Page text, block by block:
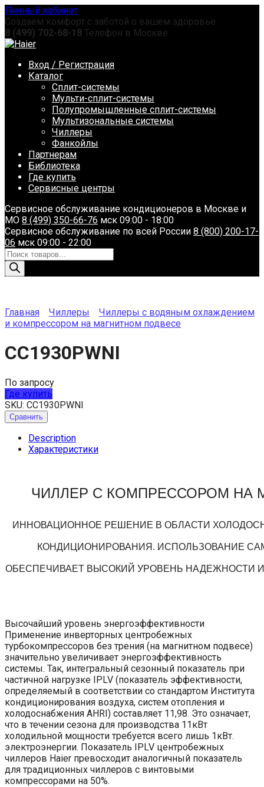
Перейти
к
содержанию
Личный кабинет
Создаем комфорт с заботой о вашем здоровье
8 (499) 702-68-18 Телефон в Москве
Вход / Регистрация
Каталог
Сплит-системы
Мульти-сплит-системы
Полупромышленные сплит-системы
Мультизональные системы
Чиллеры
Фанкойлы
Партнерам
Библиотека
Где купить
Сервисные центры
Сервисное обслуживание кондиционеров в Москве и
МО 8 (499) 350-66-76 мск 09:00 - 18:00
Сервисное обслуживание по всей России 8 (800) 200-17-
06 мск 09:00 - 22:00
Поиск
товаров
Главная Чиллеры
Чиллеры с водяным охлаждением
и компрессором на магнитном подвесе
CC1930PWNI
По запросу
Где купить
SKU: CC1930PWNI
Сравнить
Description
Характеристики
ЧИЛЛЕР С КОМПРЕССОРОМ НА
ИННОВАЦИОННОЕ РЕШЕНИЕ В ОБЛАСТИ
КОНДИЦИОНИРОВАНИЯ. ИСПОЛЬЗОВАНИЕ
ОБЕСПЕЧИВАЕТ ВЫСОКИЙ УРОВЕНЬ НАДЕЖНОСТИ
Высочайший уровень энергоэффективности
Применение инверторных центробежных
турбокомпрессоров без трения (на магнитном подвесе)
значительно увеличивает энергоэффективность
системы. Так, интегральный сезонный показатель при
частичной нагрузке IPLV (показатель эффективности,
определяемый в соответствии со стандартом Института
кондиционирования воздуха, систем отопления и
холодоснабжения AHRI) составляет 11,98. Это означает,
что в течении сезона для производства 11кВт
холодильной мощности требуется всего лишь 1кВт.
электроэнергии. Показатель IPLV центробежных
чиллеров Haier превосходит аналогичный показатель
для традиционных чиллеров с винтовыми
компрессорами на 50%.